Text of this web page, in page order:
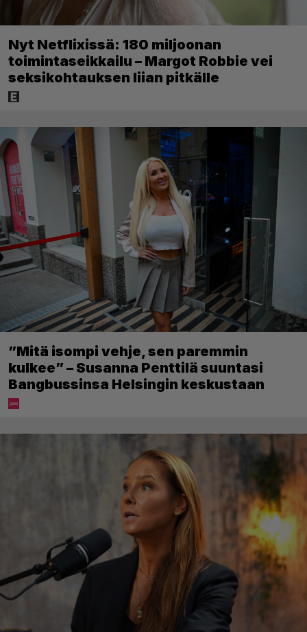
Nyt Netflixissä: 180 miljoonan
toimintaseikkailu – Margot Robbie vei
seksikohtauksen liian pitkälle
”Mitä isompi vehje, sen paremmin
kulkee” – Susanna Penttilä suuntasi
Bangbussinsa Helsingin keskustaan